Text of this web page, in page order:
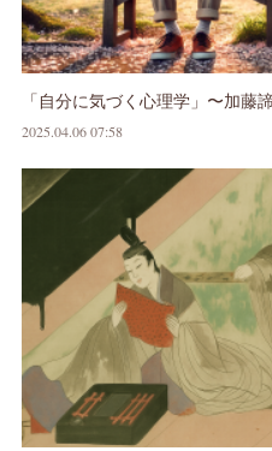
「自分に気づく心理学」〜加藤
2025.04.06 07:58